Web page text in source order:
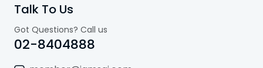
Talk To Us
Got Questions? Call us
02-8404888